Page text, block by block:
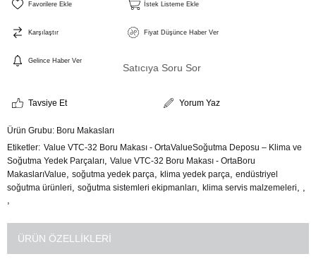
Favorilere Ekle İstek Listeme Ekle
Karşılaştır Fiyat Düşünce Haber Ver
Gelince Haber Ver
Satıcıya Soru Sor
Tavsiye Et Yorum Yaz
Ürün Grubu: Boru Makasları
Etiketler Value VTC-32 Boru Makası - OrtaValueSoğutma Deposu – Klima ve
Soğutma Yedek Parçaları, Value VTC-32 Boru Makası - OrtaBoru
MakaslarıValue, soğutma yedek parça, klima yedek parça, endüstriyel
soğutma ürünleri, soğutma sistemleri ekipmanları, klima servis malzemeleri, ,
,
ÜRÜN ÖZELLIKLERI